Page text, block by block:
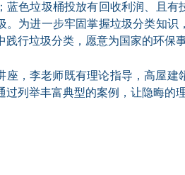
蓝色垃圾桶投放有回收利润、且
。为进一步牢固掌握垃圾分类知
践行垃圾分类，愿意为国家的环保
座，李老师既有理论指导，高屋建
过列举丰富典型的案例，让隐晦的